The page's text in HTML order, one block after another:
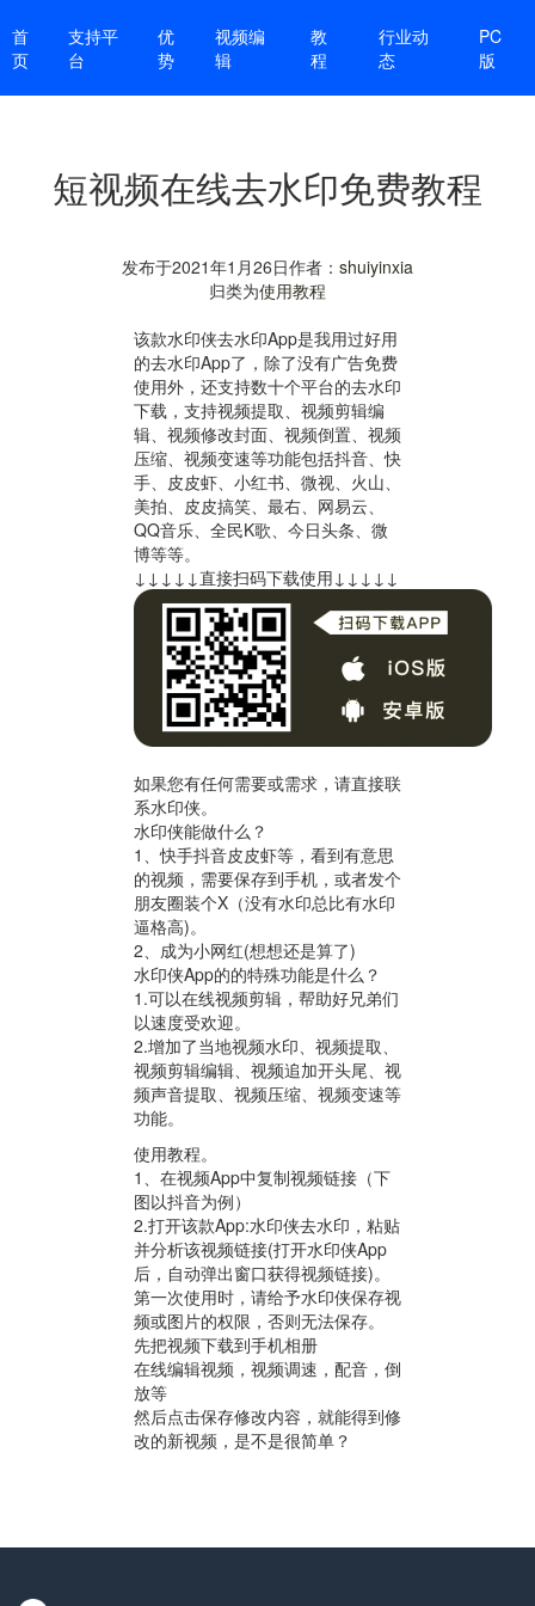
首
页
支持平
台
优
势
视频编
辑
教
程
行业动
态
PC
版
短视频在线去水印免费教程
发布于2021年1月26日作者： shuiyinxia
归类为使用教程
该款水印侠去水印App是我用过好用
的去水印App了，除了没有广告免费
使用外，还支持数十个平台的去水印
下载，支持视频提取、视频剪辑编
辑、视频修改封面、视频倒置、视频
压缩、视频变速等功能包括抖音、快
手、皮皮虾、小红书、微视、火山、
美拍、皮皮搞笑、最右、网易云、
QQ音乐、全民K歌、今日头条、微
博等等。
↓↓↓↓↓直接扫码下载使用↓↓↓↓↓
如果您有任何需要或需求，请直接联
系水印侠。
水印侠能做什么？
1、快手抖音皮皮虾等，看到有意思
的视频，需要保存到手机，或者发个
朋友圈装个X（没有水印总比有水印
逼格高)。
2、成为小网红(想想还是算了)
水印侠App的的特殊功能是什么？
1.可以在线视频剪辑，帮助好兄弟们
以速度受欢迎。
2.增加了当地视频水印、视频提取、
视频剪辑编辑、视频追加开头尾、视
频声音提取、视频压缩、视频变速等
功能。
使用教程。
1、在视频App中复制视频链接（下
图以抖音为例）
2.打开该款App:水印侠去水印，粘贴
并分析该视频链接(打开水印侠App
后，自动弹出窗口获得视频链接)。
第一次使用时，请给予水印侠保存视
频或图片的权限，否则无法保存。
先把视频下载到手机相册
在线编辑视频，视频调速，配音，倒
放等
然后点击保存修改内容，就能得到修
改的新视频，是不是很简单？